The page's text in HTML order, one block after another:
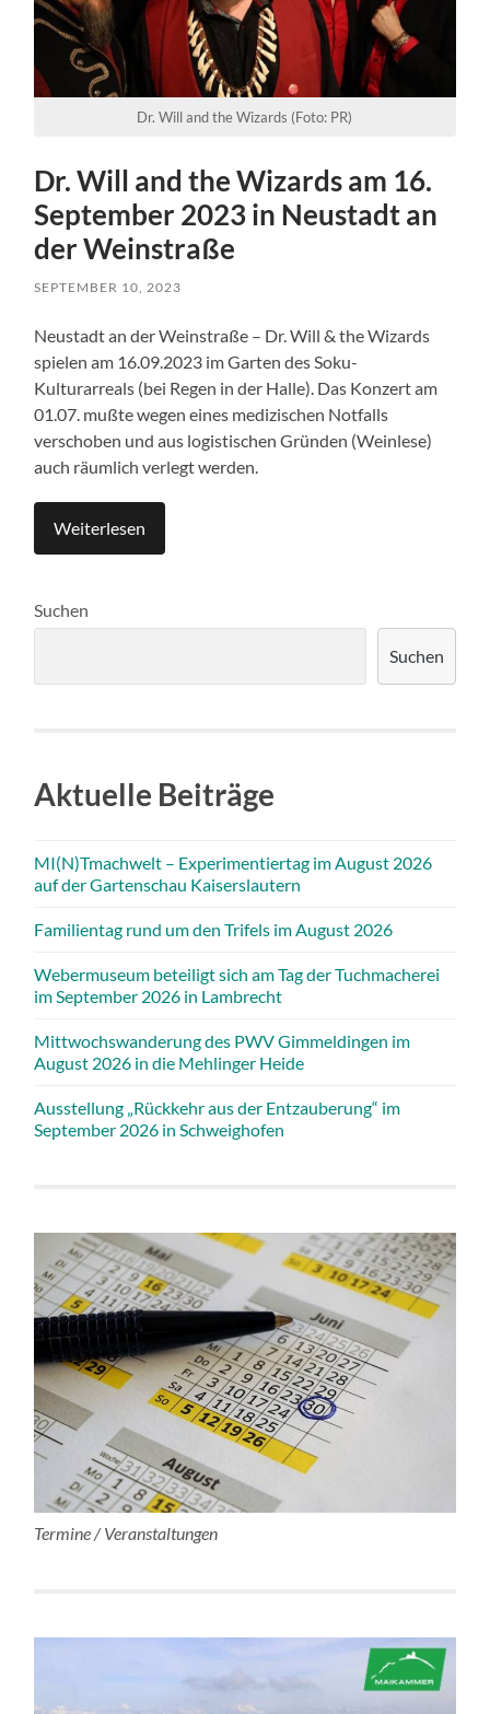
Dr. Will and the Wizards (Foto: PR)
Dr. Will and the Wizards am 16.
September 2023 in Neustadt an
der Weinstraße
SEPTEMBER 10, 2023
Neustadt an der Weinstraße – Dr. Will & the Wizards
spielen am 16.09.2023 im Garten des Soku-
Kulturarreals (bei Regen in der Halle). Das Konzert am
01.07. mußte wegen eines medizischen Notfalls
verschoben und aus logistischen Gründen (Weinlese)
auch räumlich verlegt werden.
Weiterlesen
Suchen
Suchen
Aktuelle Beiträge
MI(N)Tmachwelt – Experimentiertag im August 2026
auf der Gartenschau Kaiserslautern
Familientag rund um den Trifels im August 2026
Webermuseum beteiligt sich am Tag der Tuchmacherei
im September 2026 in Lambrecht
Mittwochswanderung des PWV Gimmeldingen im
August 2026 in die Mehlinger Heide
Ausstellung „Rückkehr aus der Entzauberung“ im
September 2026 in Schweighofen
Termine / Veranstaltungen